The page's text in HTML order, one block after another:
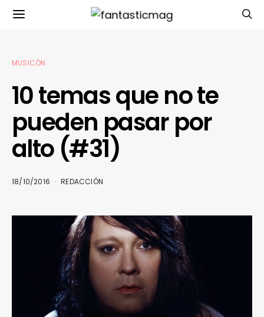
MUSICÓN
10 temas que no te
pueden pasar por
alto (#31)
18/10/2016 REDACCIÓN